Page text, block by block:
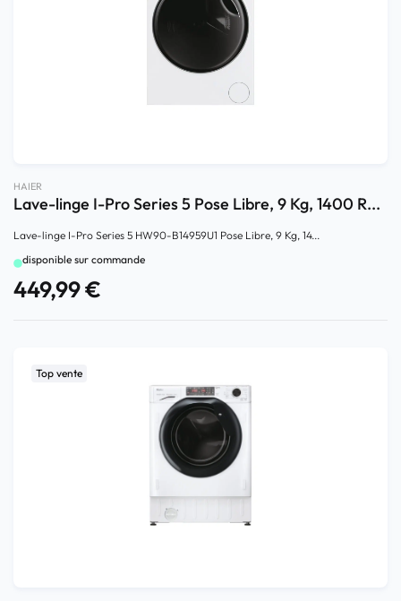
HAIER
Lave-linge I-Pro Series 5 Pose Libre, 9 Kg, 1400 R...
Lave-linge I-Pro Series 5 HW90-B14959U1 Pose Libre, 9 Kg, 14...
disponible sur commande
449,99€
Top vente